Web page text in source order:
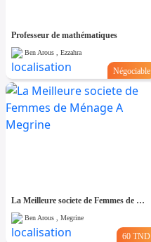
Professeur de mathématiques
Ben Arous , Ezzahra
Négociable
La Meilleure societe de Femmes de Ménage A Megrine
Ben Arous , Megrine
60 TND